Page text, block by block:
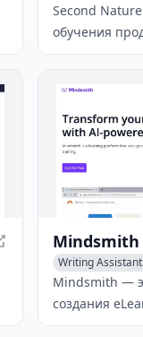
Second
обучения
интеллектом,
ролевые
навыков
Writing
Multi-purpose
Mindsmith —
создания
упрощает